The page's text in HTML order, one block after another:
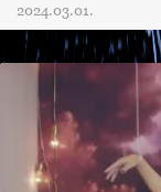
2024.03.01.